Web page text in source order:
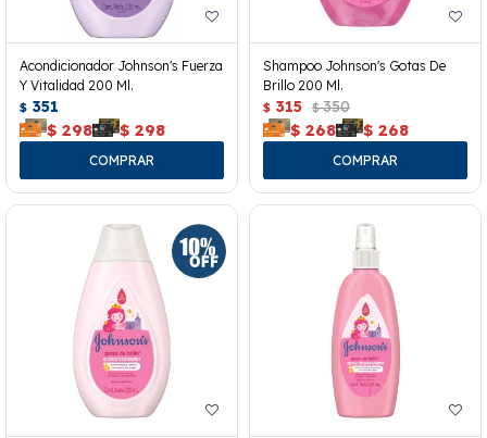
Acondicionador Johnson's Fuerza
Y Vitalidad 200 Ml.
$ 351
$ 298 $ 298
Shampoo Johnson's Gotas De
Brillo 200 Ml.
$ 315 $ 350
$ 268 $ 268